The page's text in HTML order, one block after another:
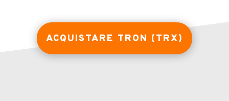
ACQUISTARE TRON (TRX)